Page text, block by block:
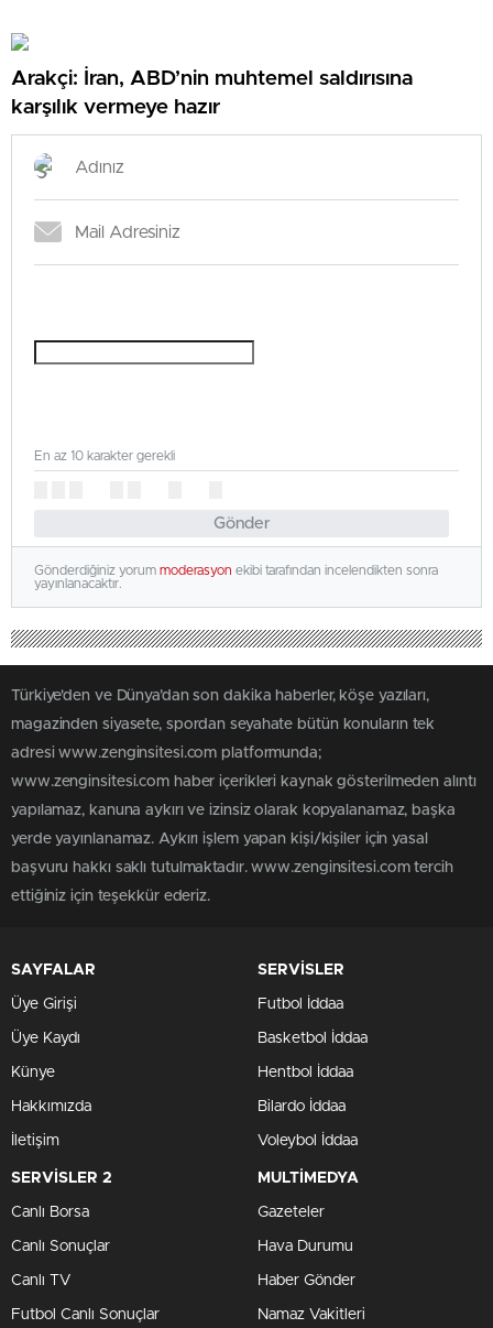
Arakçi: İran, ABD’nin muhtemel saldırısına
karşılık vermeye hazır
Gönder
En az 10 karakter gerekli
Gönderdiğiniz yorum moderasyon ekibi tarafından incelendikten sonra
yayınlanacaktır.
Türkiye'den ve Dünya’dan son dakika haberler, köşe yazıları,
magazinden siyasete, spordan seyahate bütün konuların tek
adresi www.zenginsitesi.com platformunda;
www.zenginsitesi.com haber içerikleri kaynak gösterilmeden alıntı
yapılamaz, kanuna aykırı ve izinsiz olarak kopyalanamaz, başka
yerde yayınlanamaz. Aykırı işlem yapan kişi/kişiler için yasal
başvuru hakkı saklı tutulmaktadır. www.zenginsitesi.com tercih
ettiğiniz için teşekkür ederiz.
SAYFALAR
Üye Girişi
Üye Kaydı
Künye
Hakkımızda
İletişim
SERVİSLER
Futbol İddaa
Basketbol İddaa
Hentbol İddaa
Bilardo İddaa
Voleybol İddaa
SERVİSLER 2
Canlı Borsa
Canlı Sonuçlar
Canlı TV
Futbol Canlı Sonuçlar
MULTİMEDYA
Gazeteler
Hava Durumu
Haber Gönder
Namaz Vakitleri